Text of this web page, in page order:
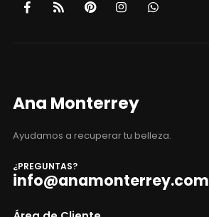
Ana Monterrey
Ayudamos a recuperar tu belleza.
¿PREGUNTAS?
info@anamonterrey.com